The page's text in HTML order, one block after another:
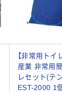
【非常用トイ
産業 非常用
レセット(テ
EST-2000 1